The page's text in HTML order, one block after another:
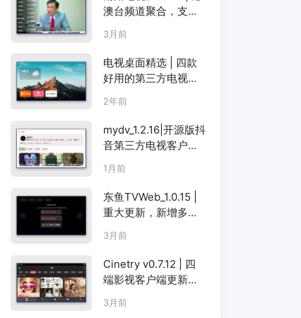
澳台频道聚合，支持
外挂字幕和多线路切
换
3月前
电视桌面精选 | 四款
好用的第三方电视桌
面软件：Emotn UI、
当贝桌面、沙发桌
面、水滴轻桌面，你
喜欢哪一款？
2年前
mydv_1.2.16|开源版抖
音第三方电视客户端
1月前
东鱼TVWeb_1.0.15 |
重大更新，新增多线
路换源和远程安装功
能
3月前
Cinetry v0.7.12 | 四
端影视客户端更新，
Android+iOS+macO
S+Windows
3月前